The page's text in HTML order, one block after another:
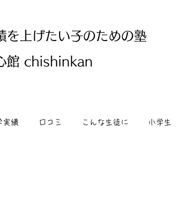
を上げたい子のための塾
館 chishinkan
実績 口コミ こんな生徒に 小学生